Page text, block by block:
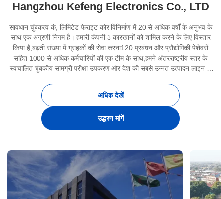
Hangzhou Kefeng Electronics Co., LTD
सावधान चुंबकत्व कं, लिमिटेड फेराइट कोर विनिर्माण में 20 से अधिक वर्षों के अनुभव के
साथ एक अग्रणी निगम है। हमारी कंपनी 3 कारखानों को शामिल करने के लिए विस्तार
किया है,बढ़ती संख्या में ग्राहकों की सेवा करना120 प्रबंधन और प्रौद्योगिकी पेशेवरों
सहित 1000 से अधिक कर्मचारियों की एक टीम के साथ,हमने अंतरराष्ट्रीय स्तर के
स्वचालित चुंबकीय सामग्री परीक्षा उपकरण और देश की सबसे उन्नत उत्पादन लाइन से
अधिक देखें
उद्धरण मांगें